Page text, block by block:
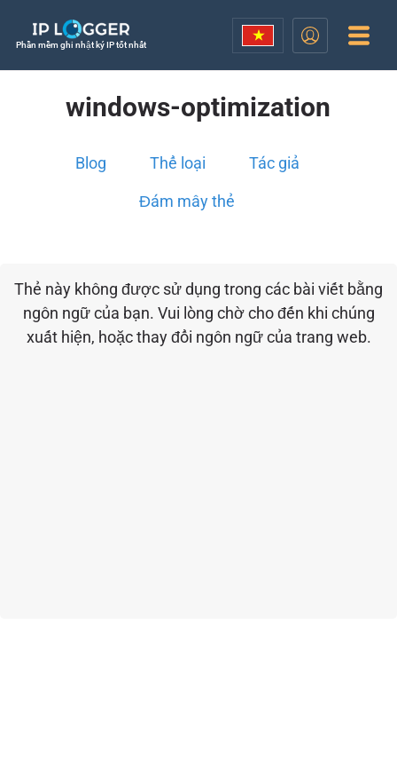
Phần mềm ghi nhật ký IP tốt nhất
windows-optimization
Blog Thể loại Tác giả
Đám mây thẻ